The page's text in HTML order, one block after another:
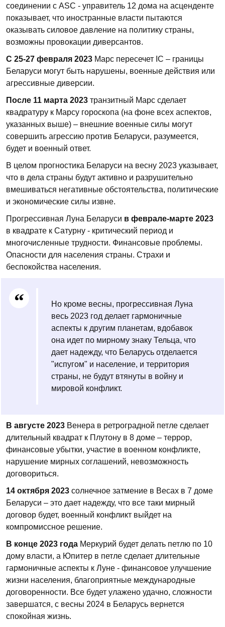
соединении с ASC - управитель 12 дома на асценденте
показывает, что иностранные власти пытаются
оказывать силовое давление на политику страны,
возможны провокации диверсантов.
С 25-27 февраля 2023 Марс пересечет IC – границы
Беларуси могут быть нарушены, военные действия или
агрессивные диверсии.
После 11 марта 2023 транзитный Марс сделает
квадратуру к Марсу гороскопа (на фоне всех аспектов,
указанных выше) – внешние военные силы могут
совершить агрессию против Беларуси, разумеется,
будет и военный ответ.
В целом прогностика Беларуси на весну 2023 указывает,
что в дела страны будут активно и разрушительно
вмешиваться негативные обстоятельства, политические
и экономические силы извне.
Прогрессивная Луна Беларуси в феврале-марте 2023
в квадрате к Сатурну - критический период и
многочисленные трудности. Финансовые проблемы.
Опасности для населения страны. Страхи и
беспокойства населения.
Но кроме весны, прогрессивная Луна
весь 2023 год делает гармоничные
аспекты к другим планетам, вдобавок
она идет по мирному знаку Тельца, что
дает надежду, что Беларусь отделается
"испугом" и население, и территория
страны, не будут втянуты в войну и
мировой конфликт.
В августе 2023 Венера в ретроградной петле сделает
длительный квадрат к Плутону в 8 доме – террор,
финансовые убытки, участие в военном конфликте,
нарушение мирных соглашений, невозможность
договориться.
14 октября 2023 солнечное затмение в Весах в 7 доме
Беларуси – это дает надежду, что все таки мирный
договор будет, военный конфликт выйдет на
компромиссное решение.
В конце 2023 года Меркурий будет делать петлю по 10
дому власти, а Юпитер в петле сделает длительные
гармоничные аспекты к Луне - финансовое улучшение
жизни населения, благоприятные международные
договоренности. Все будет улажено удачно, сложности
завершатся, с весны 2024 в Беларусь вернется
спокойная жизнь.